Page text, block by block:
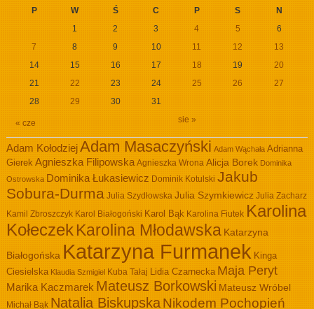
P W Ś C P S N
« cze sie »
1 2 3 4 5
6
7
8 9 10 11 12
13
14
15 16 17 18 19
20
21
22 23 24 25 26
27
28
29 30 31
Adam KołodziejAdam Masaczyński Adam Wąchała Adrianna
Gierek Agnieszka Filipowska Agnieszka Wrona Alicja Borek Dominika
Ostrowska Dominika Łukasiewicz Dominik Kotulski Jakub
Sobura-Durma Julia Szydłowska Julia Szymkiewicz Julia Zacharz
Kamil Zbroszczyk Karol Białogoński Karol Bąk Karolina Fiutek Karolina
KołeczekKarolina Młodawska Katarzyna
Białogońska Katarzyna Furmanek Kinga
Ciesielska Klaudia Szmigiel Kuba Tałaj Lidia Czarnecka Maja Peryt
Marika Kaczmarek Mateusz Borkowski Mateusz Wróbel
Michał Bąk Natalia BiskupskaNikodem Pochopień